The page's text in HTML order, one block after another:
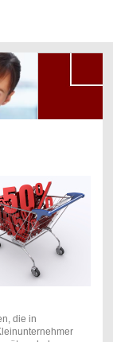
die in